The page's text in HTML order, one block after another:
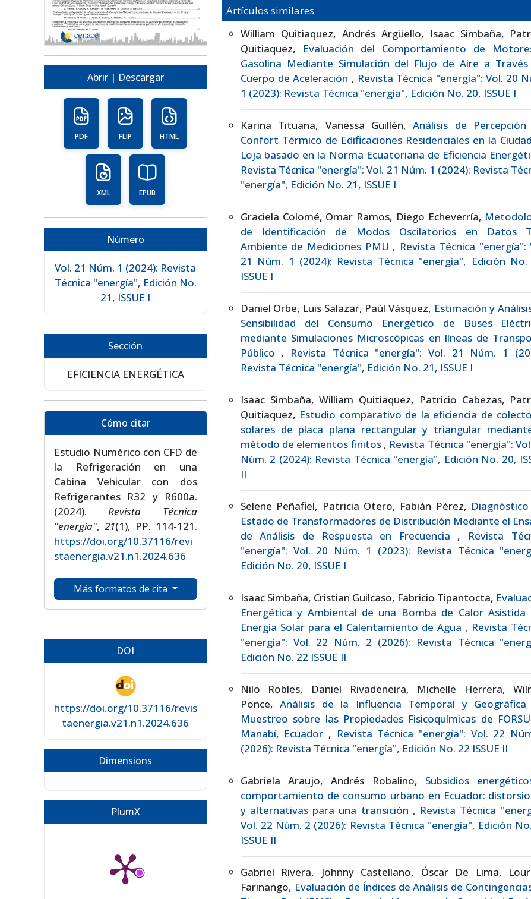
Abrir | Descargar
PDF FLIP HTML
XML EPUB
Número
Vol. 21 Núm. 1 (2024): Revista
Técnica "energía", Edición No.
21, ISSUE I
Sección
EFICIENCIA ENERGÉTICA
Cómo citar
Estudio Numérico con CFD de
la Refrigeración en una
Cabina Vehicular con dos
Refrigerantes R32 y R600a.
(2024).Revista Técnica
"energía", 21(1), PP. 114-121.
https://doi.org/10.37116/revi
staenergia.v21.n1.2024.636
Más formatos de cita
DOI
https://doi.org/10.37116/revis
taenergia.v21.n1.2024.636
Dimensions
PlumX
Artículos similares
William Quitiaquez, Andrés Argüello, Isaac Simbaña,
Quitiaquez,
Evaluación del Comportamiento de
Gasolina Mediante Simulación del Flujo de Aire a Través
Cuerpo de Aceleración , Revista Técnica "energía": Vol. 20
1 (2023): Revista Técnica "energía", Edición No. 20, ISSUE I
Karina Tituana, Vanessa Guillén,Análisis de Percepción
Confort Térmico de Edificaciones Residenciales en la
Loja basado en la Norma Ecuatoriana de Eficiencia
Revista Técnica "energía": Vol. 21 Núm. 1 (2024): Revista
"energía", Edición No. 21, ISSUE I
Graciela Colomé, Omar Ramos, Diego Echeverría,
de Identificación de Modos Oscilatorios en Datos
Ambiente de Mediciones PMU , Revista Técnica "energía":
21 Núm. 1 (2024): Revista Técnica "energía", Edición No.
ISSUE I
Daniel Orbe, Luis Salazar, Paúl Vásquez, Estimación y
Sensibilidad del Consumo Energético de Buses
mediante Simulaciones Microscópicas en líneas de
Público , Revista Técnica "energía": Vol. 21 Núm. 1
Revista Técnica "energía", Edición No. 21, ISSUE I
Isaac Simbaña, William Quitiaquez, Patricio Cabezas,
Quitiaquez, Estudio comparativo de la eficiencia de
solares de placa plana rectangular y triangular
método de elementos finitos , Revista Técnica "energía":
Núm. 2 (2024): Revista Técnica "energía", Edición No. 20,
II
Selene Peñafiel, Patricia Otero, Fabián Pérez,
Estado de Transformadores de Distribución Mediante el
de Análisis de Respuesta en Frecuencia , Revista
"energía": Vol. 20 Núm. 1 (2023): Revista Técnica
Edición No. 20, ISSUE I
Isaac Simbaña, Cristian Guilcaso, Fabricio Tipantocta,
Energética y Ambiental de una Bomba de Calor Asistida
Energía Solar para el Calentamiento de Agua , Revista
"energía": Vol. 22 Núm. 2 (2026): Revista Técnica
Edición No. 22 ISSUE II
Nilo Robles, Daniel Rivadeneira, Michelle Herrera,
Ponce,Análisis de la Influencia Temporal y Geográfica
Muestreo sobre las Propiedades Fisicoquímicas de
Manabí, Ecuador , Revista Técnica "energía": Vol. 22
(2026): Revista Técnica "energía", Edición No. 22 ISSUE II
Gabriela Araujo, Andrés Robalino, Subsidios
comportamiento de consumo urbano en Ecuador:
y alternativas para una transición , Revista Técnica
Vol. 22 Núm. 2 (2026): Revista Técnica "energía", Edición
ISSUE II
Gabriel Rivera, Johnny Castellano, Óscar De Lima,
Farinango, Evaluación de Índices de Análisis de